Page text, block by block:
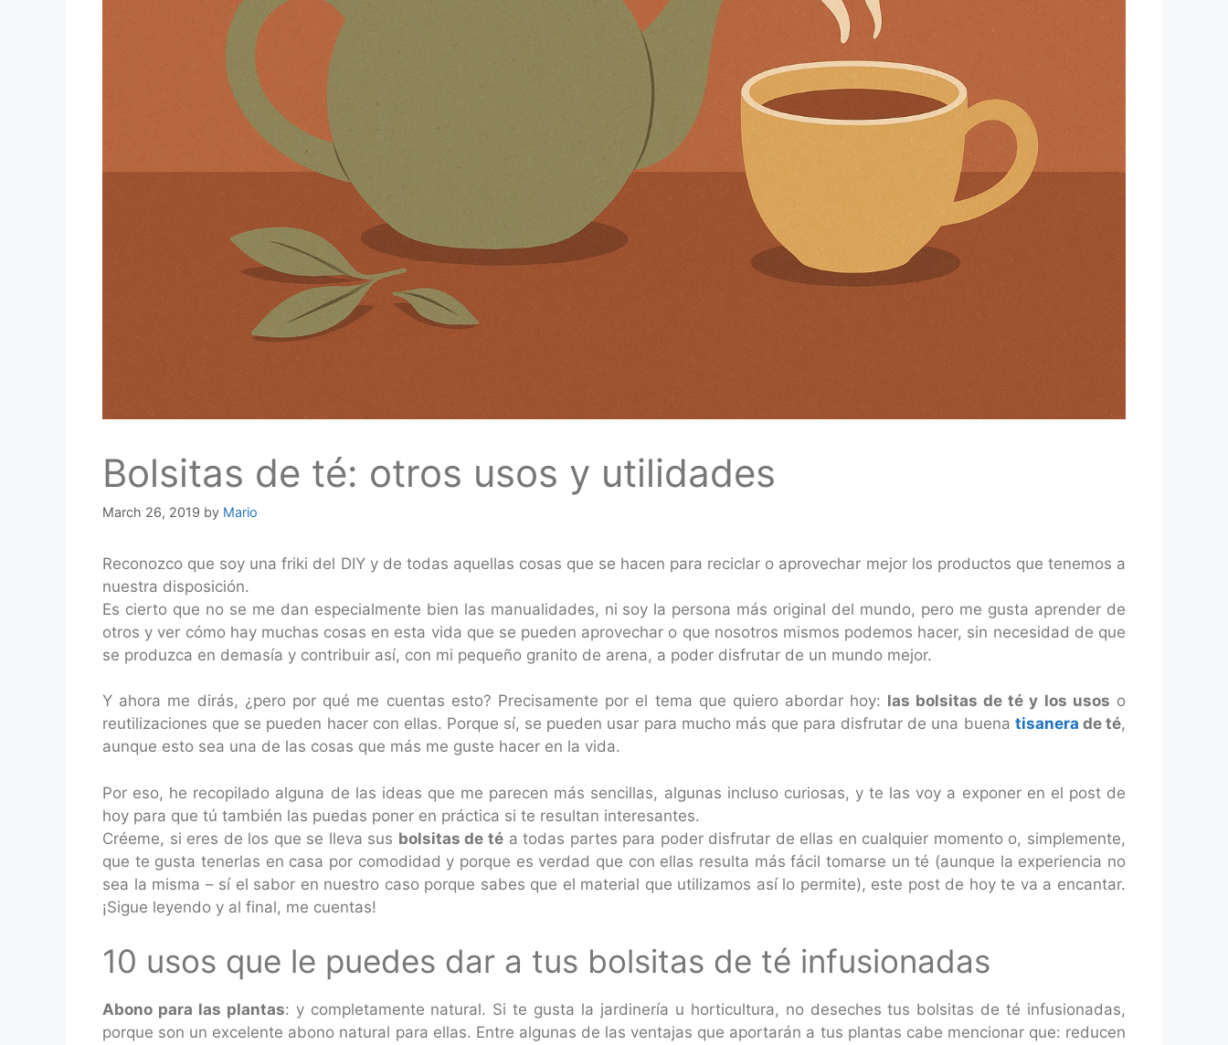
Bolsitas de té: otros usos y utilidades
March 26, 2019 by Mario
Reconozco que soy una friki del DIY y de todas aquellas cosas que se hacen para reciclar o aprovechar mejor los productos que tenemos a
nuestra disposición.
Es cierto que no se me dan especialmente bien las manualidades, ni soy la persona más original del mundo, pero me gusta aprender de
otros y ver cómo hay muchas cosas en esta vida que se pueden aprovechar o que nosotros mismos podemos hacer, sin necesidad de que
se produzca en demasía y contribuir así, con mi pequeño granito de arena, a poder disfrutar de un mundo mejor.
Y ahora me dirás, ¿pero por qué me cuentas esto? Precisamente por el tema que quiero abordar hoy: las bolsitas de té y los usos o
reutilizaciones que se pueden hacer con ellas. Porque sí, se pueden usar para mucho más que para disfrutar de una buena tisanera de té,
aunque esto sea una de las cosas que más me guste hacer en la vida.
Por eso, he recopilado alguna de las ideas que me parecen más sencillas, algunas incluso curiosas, y te las voy a exponer en el post de
hoy para que tú también las puedas poner en práctica si te resultan interesantes.
Créeme, si eres de los que se lleva sus bolsitas de téa todas partes para poder disfrutar de ellas en cualquier momento o, simplemente,
que te gusta tenerlas en casa por comodidad y porque es verdad que con ellas resulta más fácil tomarse un té (aunque la experiencia no
sea la misma – sí el sabor en nuestro caso porque sabes que el material que utilizamos así lo permite), este post de hoy te va a encantar.
¡Sigue leyendo y al final, me cuentas!
10 usos que le puedes dar a tus bolsitas de té infusionadas
Abono para las plantas: y completamente natural. Si te gusta la jardinería u horticultura, no deseches tus bolsitas de té infusionadas,
porque son un excelente abono natural para ellas. Entre algunas de las ventajas que aportarán a tus plantas cabe mencionar que: reducen